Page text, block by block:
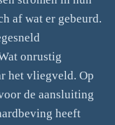
af wat er gebeurd.
onrustig
het vliegveld. Op
de aansluiting
heeft